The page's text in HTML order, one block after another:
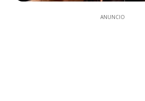
ANUNCIO